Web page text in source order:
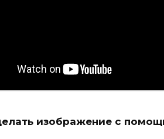
изображение с